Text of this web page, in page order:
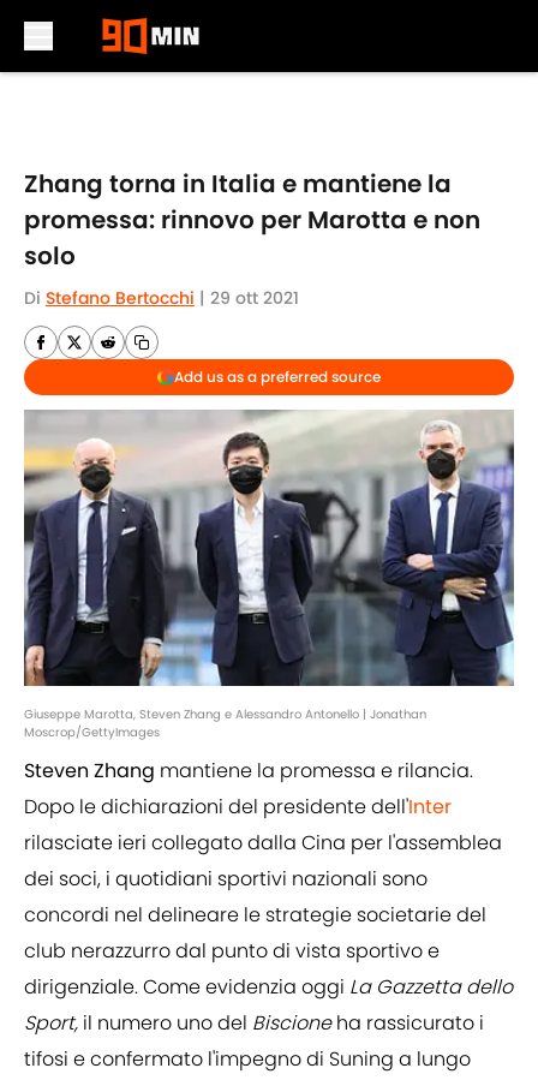
Zhang torna in Italia e mantiene la
promessa: rinnovo per Marotta e non
solo
Di Stefano Bertocchi | 29 ott 2021
Add us as a preferred source
Giuseppe Marotta, Steven Zhang e Alessandro Antonello | Jonathan
Moscrop/GettyImages
Steven Zhang mantiene la promessa e rilancia.
Dopo le dichiarazioni del presidente dell'Inter
rilasciate ieri collegato dalla Cina per l'assemblea
dei soci, i quotidiani sportivi nazionali sono
concordi nel delineare le strategie societarie del
club nerazzurro dal punto di vista sportivo e
dirigenziale. Come evidenzia oggi La Gazzetta dello
Sport, il numero uno del Biscioneha rassicurato i
tifosi e confermato l'impegno di Suning a lungo